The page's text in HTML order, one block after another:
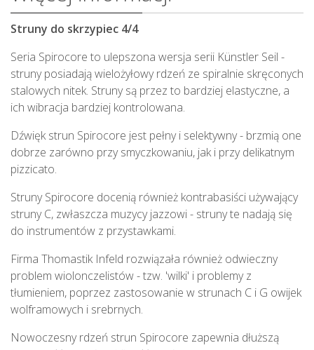
Struny do skrzypiec 4/4
Seria Spirocore to ulepszona wersja serii Künstler Seil -
struny posiadają wielożyłowy rdzeń ze spiralnie skręconych
stalowych nitek. Struny są przez to bardziej elastyczne, a
ich wibracja bardziej kontrolowana.
Dźwięk strun Spirocore jest pełny i selektywny - brzmią one
dobrze zarówno przy smyczkowaniu, jak i przy delikatnym
pizzicato.
Struny Spirocore docenią również kontrabasiści używający
struny C, zwłaszcza muzycy jazzowi - struny te nadają się
do instrumentów z przystawkami.
Firma Thomastik Infeld rozwiązała również odwieczny
problem wiolonczelistów - tzw. 'wilki' i problemy z
tłumieniem, poprzez zastosowanie w strunach C i G owijek
wolframowych i srebrnych.
Nowoczesny rdzeń strun Spirocore zapewnia dłuższą